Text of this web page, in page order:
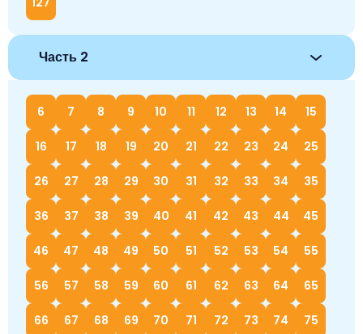
Часть 2
6 7 8 9 10 11 12 13 14 15
16 17 18 19 20 21 22 23 24 25
26 27 28 29 30 31 32 33 34 35
36 37 38 39 40 41 42 43 44 45
46 47 48 49 50 51 52 53 54 55
56 57 58 59 60 61 62 63 64 65
66 67 68 69 70 71 72 73 74 75